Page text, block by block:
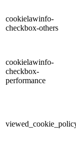
cookielawinfo-
checkbox-others
cookielawinfo-
checkbox-
performance